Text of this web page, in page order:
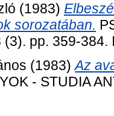
(1983)
sorozatában.
(3). pp. 359-384.
(1983)Az
- STUDIA